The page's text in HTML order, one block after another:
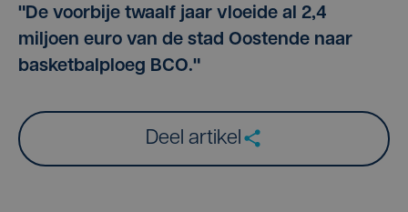
"De voorbije twaalf jaar vloeide al 2,4
miljoen euro van de stad Oostende naar
basketbalploeg BCO."
Deel artikel